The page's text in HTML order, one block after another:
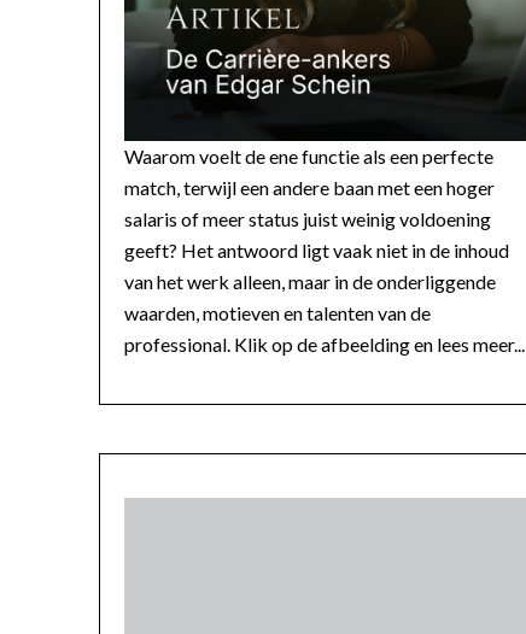
Waarom voelt de ene functie als een perfecte
match, terwijl een andere baan met een hoger
salaris of meer status juist weinig voldoening
geeft? Het antwoord ligt vaak niet in de inhoud
van het werk alleen, maar in de onderliggende
waarden, motieven en talenten van de
professional. Klik op de afbeelding en lees meer...